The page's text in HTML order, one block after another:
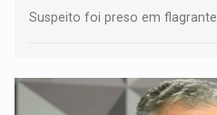
Suspeito foi preso em flagrante